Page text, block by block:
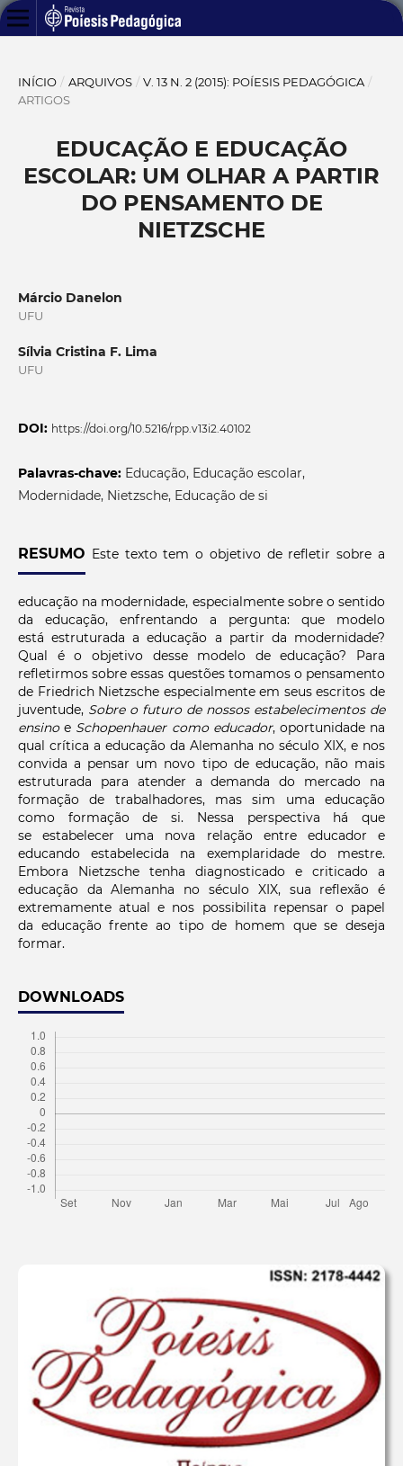
INÍCIO / ARQUIVOS / V. 13 N. 2 (2015): POÍESIS PEDAGÓGICA /
ARTIGOS
EDUCAÇÃO E EDUCAÇÃO
ESCOLAR: UM OLHAR A PARTIR
DO PENSAMENTO DE
NIETZSCHE
Márcio Danelon
UFU
Sílvia Cristina F. Lima
UFU
DOI: https://doi.org/10.5216/rpp.v13i2.40102
Palavras-chave: Educação, Educação escolar,
Modernidade, Nietzsche, Educação de si
RESUMO Este texto tem o objetivo de refletir sobre a
educação na modernidade, especialmente sobre o sentido
da educação, enfrentando a pergunta: que modelo
está estruturada a educação a partir da modernidade?
Qual é o objetivo desse modelo de educação? Para
refletirmos sobre essas questões tomamos o pensamento
de Friedrich Nietzsche especialmente em seus escritos de
juventude, Sobre o futuro de nossos estabelecimentos de
ensinoe Schopenhauer como educador, oportunidade na
qual crítica a educação da Alemanha no século XIX, e nos
convida a pensar um novo tipo de educação, não mais
estruturada para atender a demanda do mercado na
formação de trabalhadores, mas sim uma educação
como formação de si. Nessa perspectiva há que
se estabelecer uma nova relação entre educador e
educando estabelecida na exemplaridade do mestre.
Embora Nietzsche tenha diagnosticado e criticado a
educação da Alemanha no século XIX, sua reflexão é
extremamente atual e nos possibilita repensar o papel
da educação frente ao tipo de homem que se deseja
formar.
DOWNLOADS